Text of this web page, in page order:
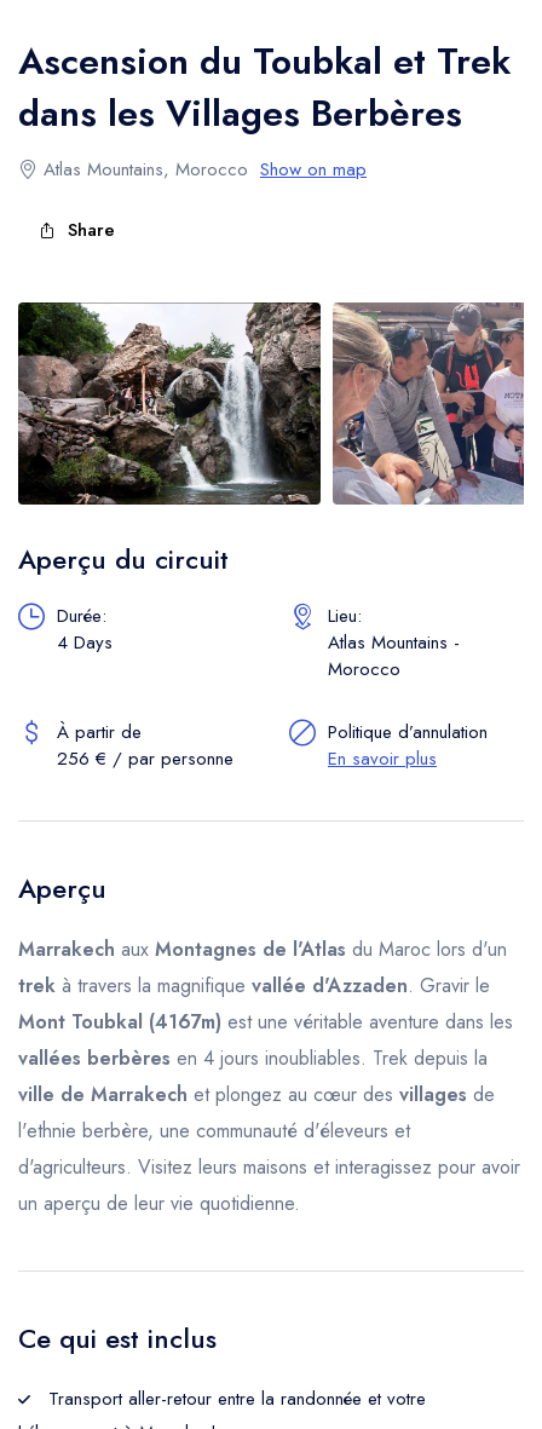
Ascension du Toubkal et Trek
dans les Villages Berbères
Atlas Mountains, Morocco Show on map
Share
Aperçu du circuit
Durée:
4 Days
Lieu:
Atlas Mountains -
Morocco
À partir de
256 € / par personne
Politique d’annulation
En savoir plus
Aperçu
Marrakech aux Montagnes de l'Atlas du Maroc lors d'un
trek à travers la magnifique vallée d'Azzaden. Gravir le
Mont Toubkal (4167m) est une véritable aventure dans les
vallées berbères en 4 jours inoubliables. Trek depuis la
ville de Marrakech et plongez au cœur des villages de
l'ethnie berbère, une communauté d'éleveurs et
d'agriculteurs. Visitez leurs maisons et interagissez pour avoir
un aperçu de leur vie quotidienne.
Ce qui est inclus
Transport aller-retour entre la randonnée et votre